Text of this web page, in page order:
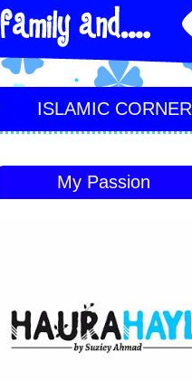
ISLAMIC CORNER
My Passion